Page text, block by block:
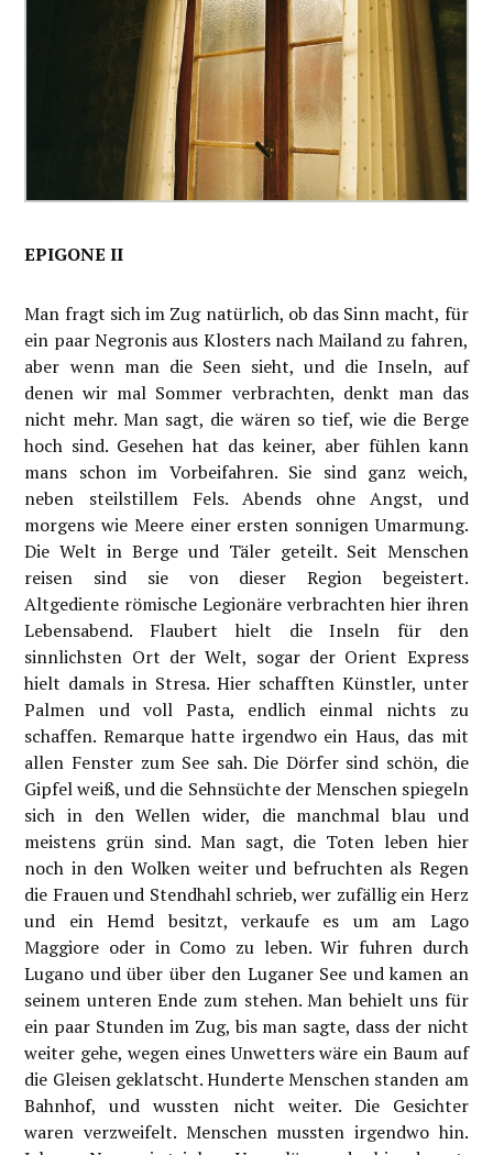
EPIGONE II
Man fragt sich im Zug natürlich, ob das Sinn macht, für
ein paar Negronis aus Klosters nach Mailand zu fahren,
aber wenn man die Seen sieht, und die Inseln, auf
denen wir mal Sommer verbrachten, denkt man das
nicht mehr. Man sagt, die wären so tief, wie die Berge
hoch sind. Gesehen hat das keiner, aber fühlen kann
mans schon im Vorbeifahren. Sie sind ganz weich,
neben steilstillem Fels. Abends ohne Angst, und
morgens wie Meere einer ersten sonnigen Umarmung.
Die Welt in Berge und Täler geteilt. Seit Menschen
reisen sind sie von dieser Region begeistert.
Altgediente römische Legionäre verbrachten hier ihren
Lebensabend. Flaubert hielt die Inseln für den
sinnlichsten Ort der Welt, sogar der Orient Express
hielt damals in Stresa. Hier schafften Künstler, unter
Palmen und voll Pasta, endlich einmal nichts zu
schaffen. Remarque hatte irgendwo ein Haus, das mit
allen Fenster zum See sah. Die Dörfer sind schön, die
Gipfel weiß, und die Sehnsüchte der Menschen spiegeln
sich in den Wellen wider, die manchmal blau und
meistens grün sind. Man sagt, die Toten leben hier
noch in den Wolken weiter und befruchten als Regen
die Frauen und Stendhahl schrieb, wer zufällig ein Herz
und ein Hemd besitzt, verkaufe es um am Lago
Maggiore oder in Como zu leben. Wir fuhren durch
Lugano und über über den Luganer See und kamen an
seinem unteren Ende zum stehen. Man behielt uns für
ein paar Stunden im Zug, bis man sagte, dass der nicht
weiter gehe, wegen eines Unwetters wäre ein Baum auf
die Gleisen geklatscht. Hunderte Menschen standen am
Bahnhof, und wussten nicht weiter. Die Gesichter
waren verzweifelt. Menschen mussten irgendwo hin.